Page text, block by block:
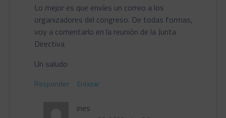
Lo mejor es que envíes un correo a los
organizadores del congreso. De todas formas,
voy a comentarlo en la reunión de la Junta
Directiva
Un saludo
Responder Enlazar
ines